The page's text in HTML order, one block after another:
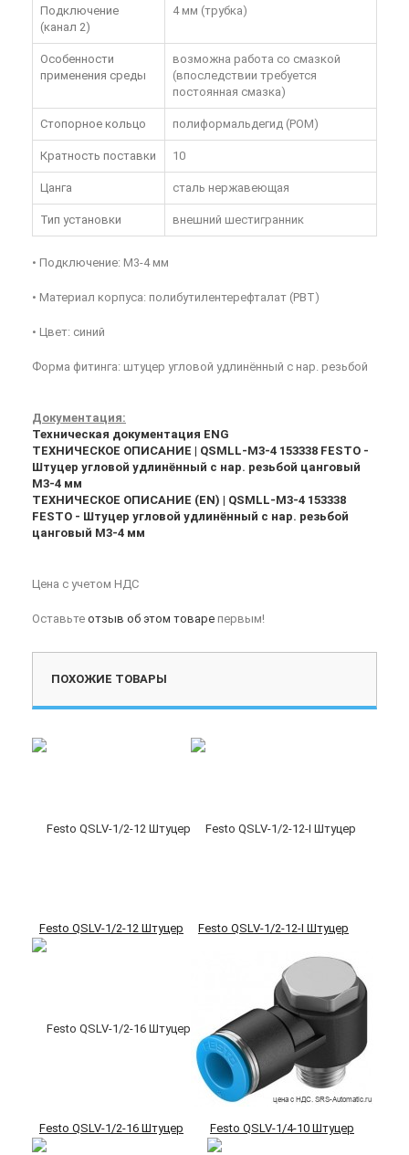
Подключение
(канал 2)
4 мм (трубка)
Особенности
применения среды
возможна работа со смазкой
(впоследствии требуется
постоянная смазка)
Стопорное кольцо полиформальдегид (POM)
Кратность поставки 10
Цанга сталь нержавеющая
Тип установки внешний шестигранник
• Подключение: M3-4 мм
• Материал корпуса: полибутилентерефталат (PBT)
• Цвет: синий
Форма фитинга: штуцер угловой удлинённый с нар. резьбой
Документация:
Техническая документация ENG
ТЕХНИЧЕСКОЕ ОПИСАНИЕ | QSMLL-M3-4 153338 FESTO -
Штуцер угловой удлинённый с нар. резьбой цанговый
M3-4 мм
ТЕХНИЧЕСКОЕ ОПИСАНИЕ (EN) | QSMLL-M3-4 153338
FESTO - Штуцер угловой удлинённый с нар. резьбой
цанговый M3-4 мм
Цена с учетом НДС
Оставьте отзыв об этом товаре первым!
ПОХОЖИЕ ТОВАРЫ
Festo QSLV-1/2-12 Штуцер Festo QSLV-1/2-12-I Штуцер
Festo QSLV-1/2-16 Штуцер Festo QSLV-1/4-10 Штуцер